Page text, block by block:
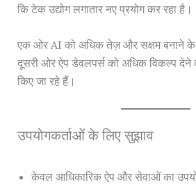
कि टेक उद्योग लगातार नए प्रयोग कर रहा है।
एक ओर AI को अधिक तेज़ और सक्षम बनाने के
दूसरी ओर ऐप डेवलपर्स को अधिक विकल्प देने
किए जा रहे हैं।
उपयोगकर्ताओं के लिए सुझाव
केवल आधिकारिक ऐप और सेवाओं का